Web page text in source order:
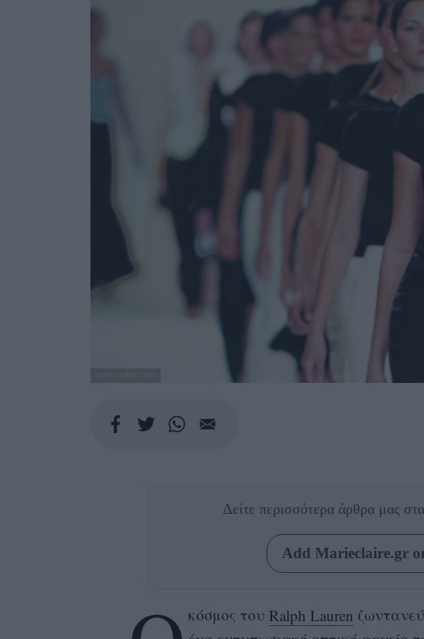
Δείτε περισσότερα άρθρα μας
Add Marieclaire.gr
κόσμος του Ralph Lauren